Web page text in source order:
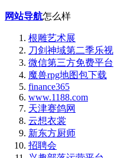
网站导航怎么样
根雕艺术展
刀剑神域第二季乐视
微信第三方免费平台
魔兽rpg地图包下载
finance365
www.1188.com
天津赛鸽网
云想衣裳
新东方厨师
招聘会